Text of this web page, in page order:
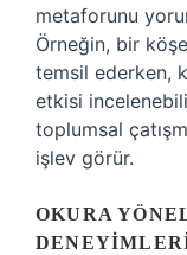
metaforunu
Örneğin, bir
temsil ederken,
etkisi
toplumsal
işlev görür.
OKURA